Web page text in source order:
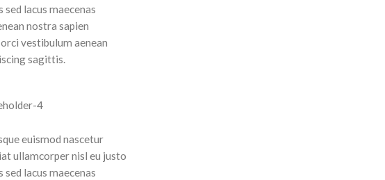
lacus maecenas
nostra sapien
vestibulum aenean
sagittis.
euismod nascetur
ullamcorper nisl eu justo
lacus maecenas